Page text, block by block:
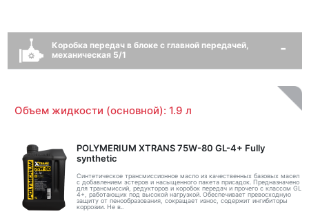
Коробка передач в блоке с главной передачей,
механическая 5/1
Объем жидкости (основной): 1.9 л
POLYMERIUM XTRANS 75W-80 GL-4+ Fully
synthetic
Синтетическое трансмиссионное масло из качественных базовых масел
с добавлением эстеров и насыщенного пакета присадок. Предназначено
для трансмиссий, редукторов и коробок передач и прочего с классом GL
4+, работающих под высокой нагрузкой. Обеспечивает превосходную
защиту от пенообразования, сокращает износ, содержит ингибиторы
коррозии. Не в..